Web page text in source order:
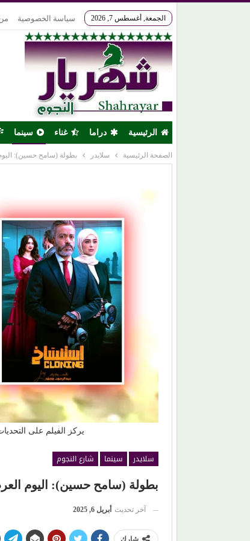
الجمعة, أغسطس 7, 2026 سياسة الخصوصية
الرئيسية دراما غناء سينما
الصفحة الرئيسية سلايدر بطولة (سامح حسين):
يركز الفيلم على
سلايدر سينما
شارع النجوم
بطولة (سامح حسين): اليوم
آخر تحديث أبريل 6, 2025
محمود حسونة يكتب: (تحت السن).. الأهل
والأبناء ضحايا!